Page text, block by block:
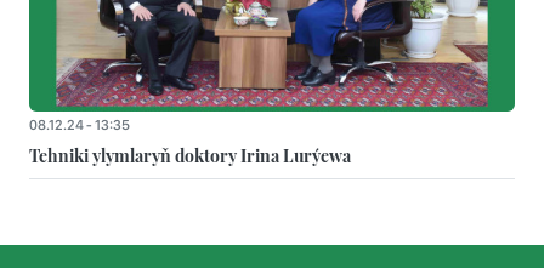
08.12.24 - 13:35
Tehniki ylymlaryň doktory Irina Lurýewa